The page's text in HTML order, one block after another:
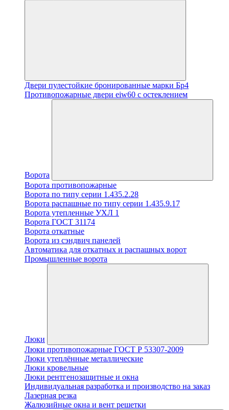
Двери пулестойкие бронированные марки Бр4
Противопожарные двери eiw60 с остеклением
Ворота
Ворота противопожарные
Ворота по типу серии 1.435.2.28
Ворота распашные по типу серии 1.435.9.17
Ворота утепленные УХЛ 1
Ворота ГОСТ 31174
Ворота откатные
Ворота из сэндвич панелей
Автоматика для откатных и распашных ворот
Промышленные ворота
Люки
Люки противопожарные ГОСТ Р 53307-2009
Люки утеплённые металлические
Люки кровельные
Люки рентгенозащитные и окна
Индивидуальная разработка и производство на заказ
Лазерная резка
Жалюзийные окна и вент решетки